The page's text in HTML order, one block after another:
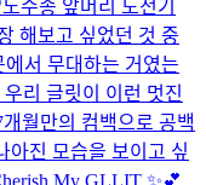
노수종 앞머리 도전기
해보고 싶었던 것 중
서 무대하는 거였는
리 글릿이 이런 멋진
월만의 컴백으로 공백
아진 모습을 보이고 싶
My GLLIT ✨💕